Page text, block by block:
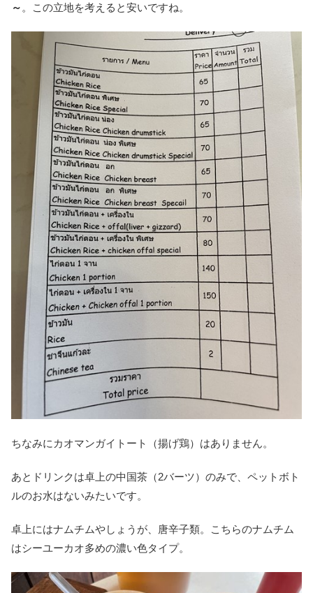
～ 。この立地を考えると安いですね。
ちなみにカオマンガイトート（揚げ鶏）はありません。
あとドリンクは卓上の中国茶（2バーツ）のみで、ペットボト
ルのお水はないみたいです。
卓上にはナムチムやしょうが、唐辛子類。こちらのナムチム
はシーユーカオ多めの濃い色タイプ。